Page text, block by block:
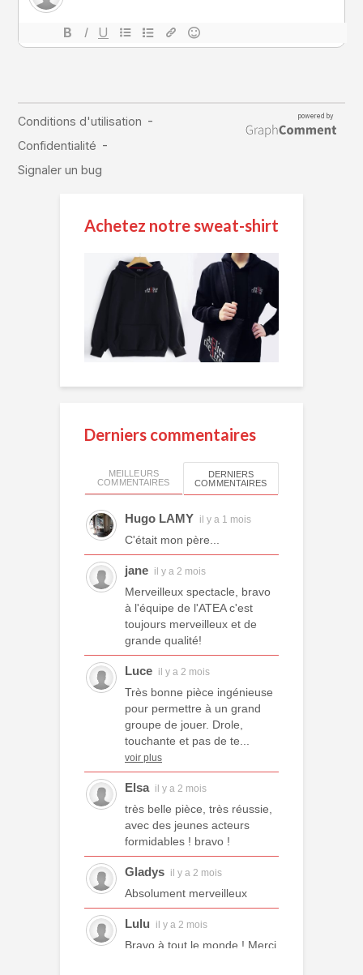
Achetez notre sweat-shirt
Derniers commentaires
MEILLEURS
COMMENTAIRES
DERNIERS
COMMENTAIRES
Hugo LAMY il y a 1 mois
C'était mon père...
jane il y a 2 mois
Merveilleux spectacle, bravo
à l'équipe de l'ATEA c'est
toujours merveilleux et de
grande qualité!
Luce il y a 2 mois
Très bonne pièce ingénieuse
pour permettre à un grand
groupe de jouer. Drole,
touchante et pas de te...
voir plus
Elsa il y a 2 mois
très belle pièce, très réussie,
avec des jeunes acteurs
formidables ! bravo !
Gladys il y a 2 mois
Absolument merveilleux
Lulu il y a 2 mois
Bravo à tout le monde ! Merci